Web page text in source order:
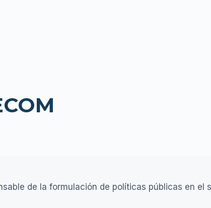
de la formulación de políticas públicas en el